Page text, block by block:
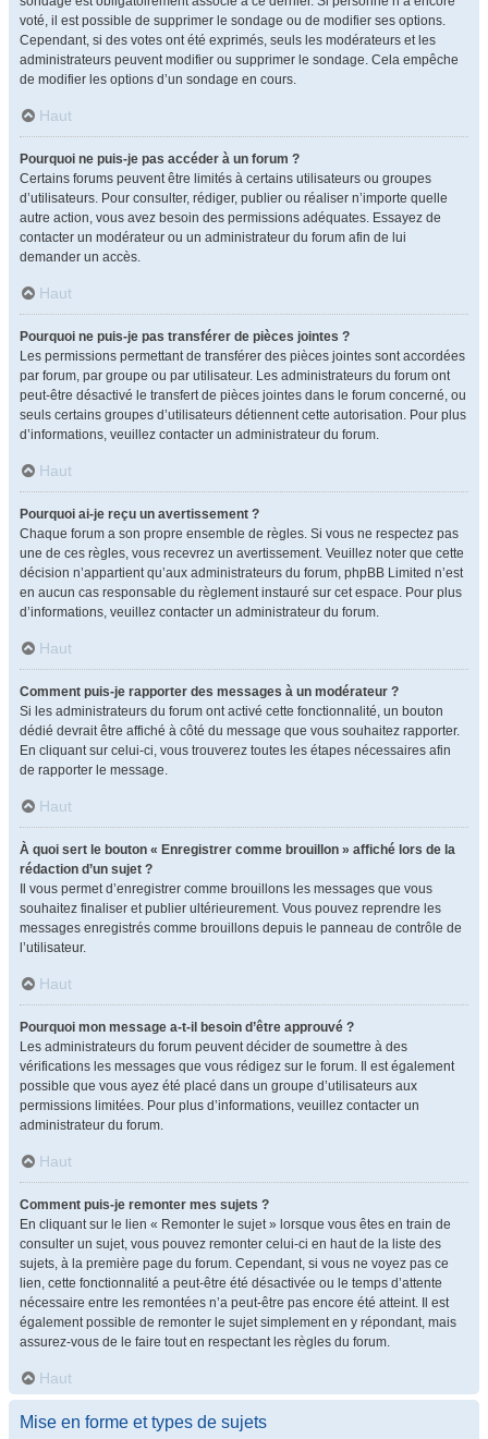
voté, il est possible de supprimer le sondage ou de modifier ses options.
Cependant, si des votes ont été exprimés, seuls les modérateurs et les
administrateurs peuvent modifier ou supprimer le sondage. Cela empêche
de modifier les options d’un sondage en cours.
Haut
Pourquoi ne puis-je pas accéder à un forum ?
Certains forums peuvent être limités à certains utilisateurs ou groupes
d’utilisateurs. Pour consulter, rédiger, publier ou réaliser n’importe quelle
autre action, vous avez besoin des permissions adéquates. Essayez de
contacter un modérateur ou un administrateur du forum afin de lui
demander un accès.
Haut
Pourquoi ne puis-je pas transférer de pièces jointes ?
Les permissions permettant de transférer des pièces jointes sont accordées
par forum, par groupe ou par utilisateur. Les administrateurs du forum ont
peut-être désactivé le transfert de pièces jointes dans le forum concerné, ou
seuls certains groupes d’utilisateurs détiennent cette autorisation. Pour plus
d’informations, veuillez contacter un administrateur du forum.
Haut
Pourquoi ai-je reçu un avertissement ?
Chaque forum a son propre ensemble de règles. Si vous ne respectez pas
une de ces règles, vous recevrez un avertissement. Veuillez noter que cette
décision n’appartient qu’aux administrateurs du forum, phpBB Limited n’est
en aucun cas responsable du règlement instauré sur cet espace. Pour plus
d’informations, veuillez contacter un administrateur du forum.
Haut
Comment puis-je rapporter des messages à un modérateur ?
Si les administrateurs du forum ont activé cette fonctionnalité, un bouton
dédié devrait être affiché à côté du message que vous souhaitez rapporter.
En cliquant sur celui-ci, vous trouverez toutes les étapes nécessaires afin
de rapporter le message.
Haut
À quoi sert le bouton « Enregistrer comme brouillon » affiché lors de la
rédaction d’un sujet ?
Il vous permet d’enregistrer comme brouillons les messages que vous
souhaitez finaliser et publier ultérieurement. Vous pouvez reprendre les
messages enregistrés comme brouillons depuis le panneau de contrôle de
l’utilisateur.
Haut
Pourquoi mon message a-t-il besoin d’être approuvé ?
Les administrateurs du forum peuvent décider de soumettre à des
vérifications les messages que vous rédigez sur le forum. Il est également
possible que vous ayez été placé dans un groupe d’utilisateurs aux
permissions limitées. Pour plus d’informations, veuillez contacter un
administrateur du forum.
Haut
Comment puis-je remonter mes sujets ?
En cliquant sur le lien « Remonter le sujet » lorsque vous êtes en train de
consulter un sujet, vous pouvez remonter celui-ci en haut de la liste des
sujets, à la première page du forum. Cependant, si vous ne voyez pas ce
lien, cette fonctionnalité a peut-être été désactivée ou le temps d’attente
nécessaire entre les remontées n’a peut-être pas encore été atteint. Il est
également possible de remonter le sujet simplement en y répondant, mais
assurez-vous de le faire tout en respectant les règles du forum.
Haut
Mise en forme et types de sujets